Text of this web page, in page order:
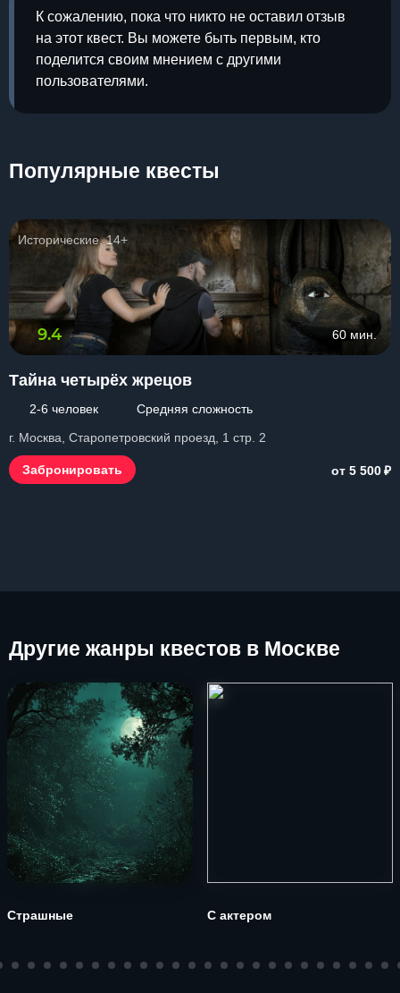
К сожалению, пока что никто не оставил отзыв
на этот квест. Вы можете быть первым, кто
поделится своим мнением с другими
пользователями.
Популярные квесты
Исторические, 14+
9.4 60 мин.
Тайна четырёх жрецов
2-6 человек
Средняя сложность
г. Москва, Старопетровский проезд, 1 стр. 2
Забронировать от 5 500₽
Другие жанры квестов в Москве
Страшные С актером